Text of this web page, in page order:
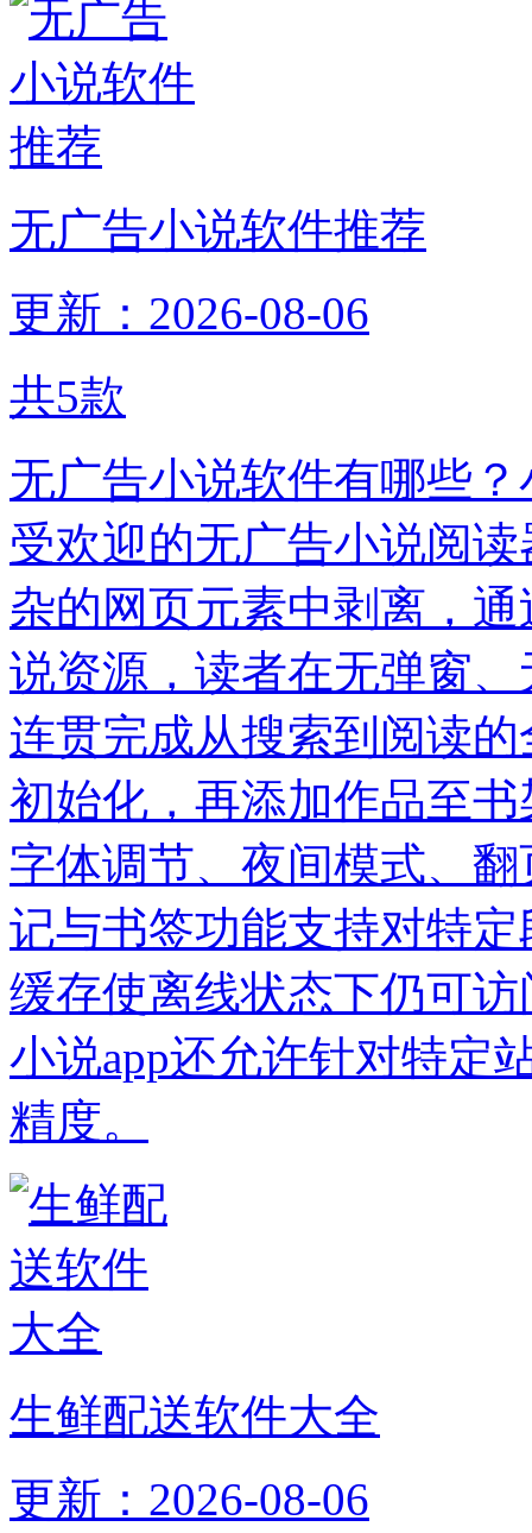
无广告小说软件推荐
更新：2026-08-06
共5款
无广告小说软件有哪些
受欢迎的无广告小说阅
杂的网页元素中剥离，
说资源，读者在无弹窗
连贯完成从搜索到阅读
初始化，再添加作品至
字体调节、夜间模式、
记与书签功能支持对特
缓存使离线状态下仍可
小说app还允许针对特定
精度。
生鲜配送软件大全
更新：2026-08-06